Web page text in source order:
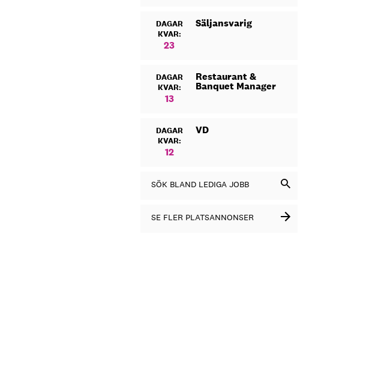
DAGAR
KVAR:
23
Säljansvarig
DAGAR
KVAR:
13
Restaurant &
Banquet Manager
DAGAR
KVAR:
12
VD
SÖK BLAND LEDIGA JOBB
SE FLER PLATSANNONSER